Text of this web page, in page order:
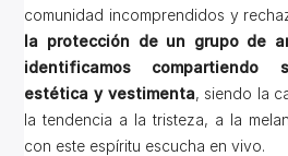
comunidad incomprendidos y
la protección de un grupo de
identificamos compartiendo
estética y vestimenta, siendo la
la tendencia a la tristeza, a la
con este espíritu escucha en vivo.